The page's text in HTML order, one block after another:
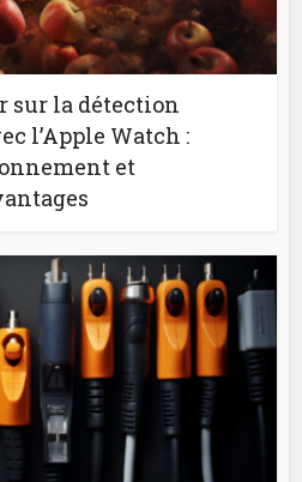
sur la détection
l’Apple Watch :
et